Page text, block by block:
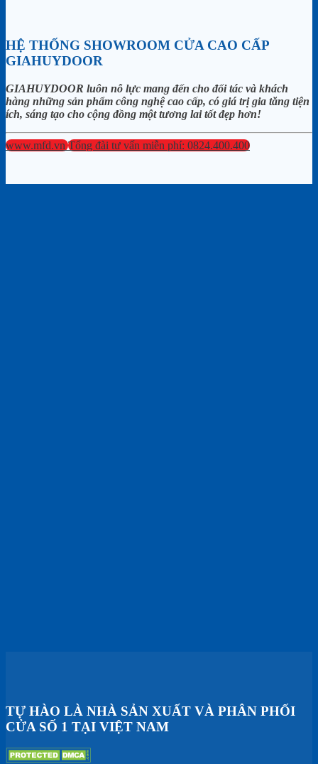
HỆ THỐNG SHOWROOM CỬA CAO CẤP
GIAHUYDOOR
GIAHUYDOOR luôn nỗ lực mang đến cho đối tác và khách
hàng những sản phẩm công nghệ cao cấp, có giá trị gia tăng tiện
ích, sáng tạo cho cộng đồng một tương lai tốt đẹp hơn!
www.mfd.vn Tổng đài tư vấn miễn phí: 0824.400.400
TỰ HÀO LÀ NHÀ SẢN XUẤT VÀ PHÂN PHỐI
CỬA SỐ 1 TẠI VIỆT NAM